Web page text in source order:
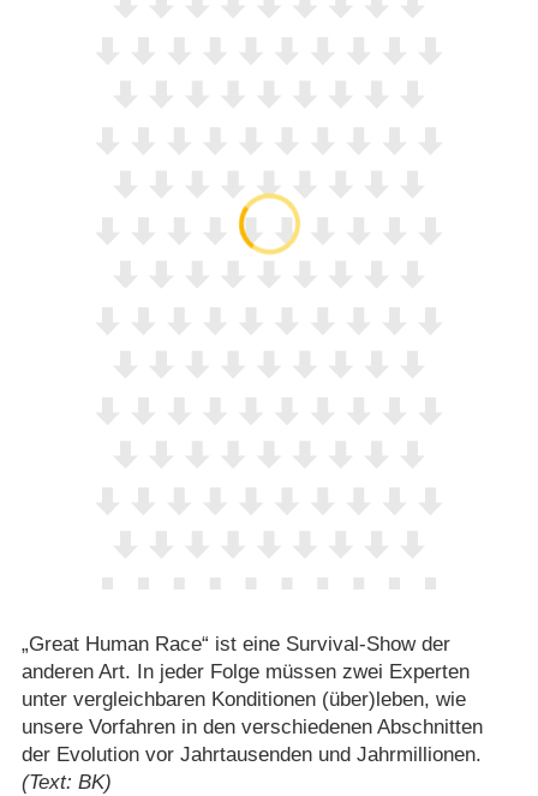
„Great Human Race“ ist eine Survival-Show der
anderen Art. In jeder Folge müssen zwei Experten
unter vergleichbaren Konditionen (über)leben, wie
unsere Vorfahren in den verschiedenen Abschnitten
der Evolution vor Jahrtausenden und Jahrmillionen.
(Text: BK)